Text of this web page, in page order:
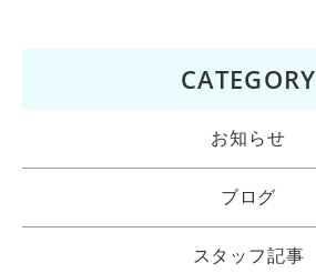
CATEGORY
お知らせ
ブログ
スタッフ記事